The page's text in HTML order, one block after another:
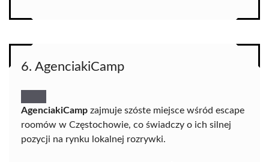
6. AgenciakiCamp
AgenciakiCamp zajmuje szóste miejsce wśród escape
roomów w Częstochowie, co świadczy o ich silnej
pozycji na rynku lokalnej rozrywki.